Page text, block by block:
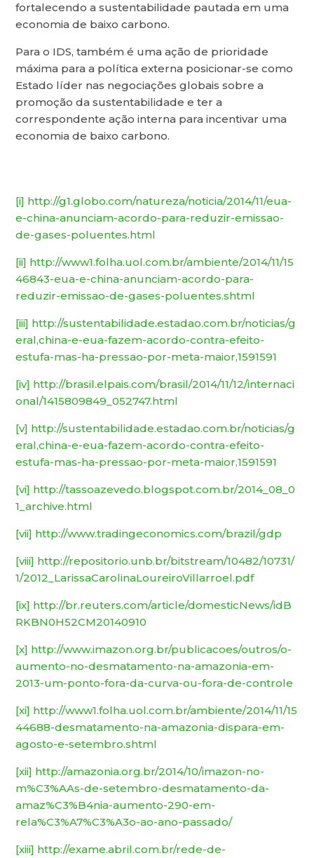
fortalecendo a sustentabilidade pautada em uma
economia de baixo carbono.
Para o IDS, também é uma ação de prioridade
máxima para a política externa posicionar-se como
Estado líder nas negociações globais sobre a
promoção da sustentabilidade e ter a
correspondente ação interna para incentivar uma
economia de baixo carbono.
[i] http://g1.globo.com/natureza/noticia/2014/11/eua-
e-china-anunciam-acordo-para-reduzir-emissao-
de-gases-poluentes.html
[ii] http://www1.folha.uol.com.br/ambiente/2014/11/15
46843-eua-e-china-anunciam-acordo-para-
reduzir-emissao-de-gases-poluentes.shtml
[iii] http://sustentabilidade.estadao.com.br/noticias/g
eral,china-e-eua-fazem-acordo-contra-efeito-
estufa-mas-ha-pressao-por-meta-maior,1591591
[iv] http://brasil.elpais.com/brasil/2014/11/12/internaci
onal/1415809849_052747.html
[v] http://sustentabilidade.estadao.com.br/noticias/g
eral,china-e-eua-fazem-acordo-contra-efeito-
estufa-mas-ha-pressao-por-meta-maior,1591591
[vi] http://tassoazevedo.blogspot.com.br/2014_08_0
1_archive.html
[vii] http://www.tradingeconomics.com/brazil/gdp
[viii] http://repositorio.unb.br/bitstream/10482/10731/
1/2012_LarissaCarolinaLoureiroVillarroel.pdf
[ix] http://br.reuters.com/article/domesticNews/idB
RKBN0H52CM20140910
[x] http://www.imazon.org.br/publicacoes/outros/o-
aumento-no-desmatamento-na-amazonia-em-
2013-um-ponto-fora-da-curva-ou-fora-de-controle
[xi] http://www1.folha.uol.com.br/ambiente/2014/11/15
44688-desmatamento-na-amazonia-dispara-em-
agosto-e-setembro.shtml
[xii] http://amazonia.org.br/2014/10/imazon-no-
m%C3%AAs-de-setembro-desmatamento-da-
amaz%C3%B4nia-aumento-290-em-
rela%C3%A7%C3%A3o-ao-ano-passado/
[xiii] http://exame.abril.com.br/rede-de-